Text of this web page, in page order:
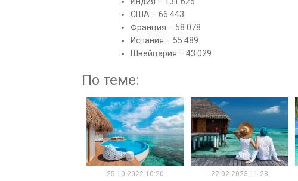
США – 66 443
Франция – 58 078
Испания – 55 489
Швейцария – 43 029.
По теме:
25.10.2022 10:20
22.02.2023 11:28